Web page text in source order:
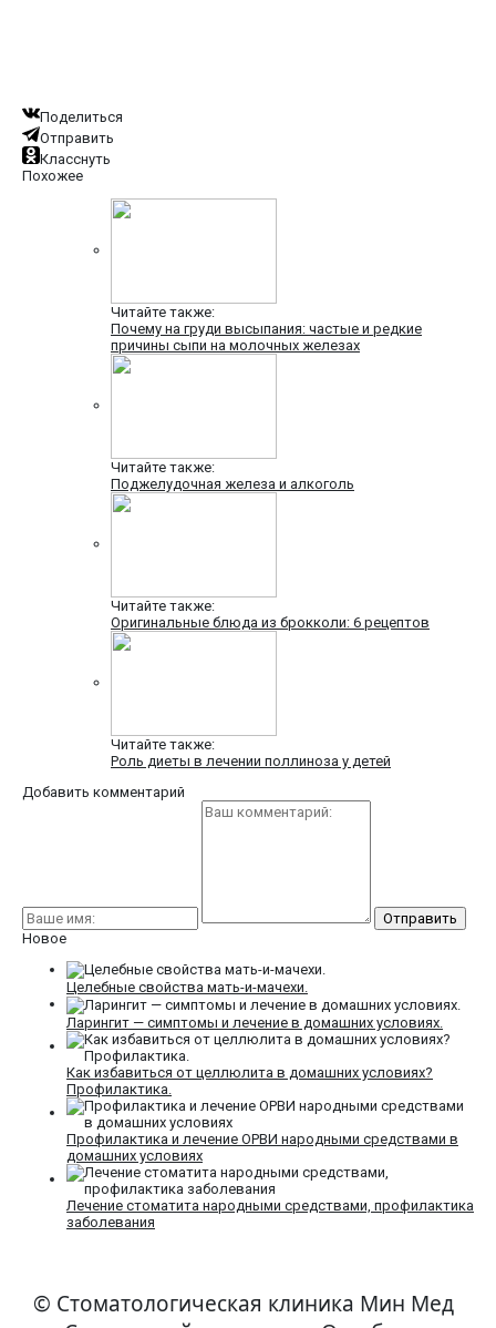
Поделиться
Отправить
Класснуть
Похожее
Читайте также:
Почему на груди высыпания: частые и редкие
причины сыпи на молочных железах
Читайте также:
Поджелудочная железа и алкоголь
Читайте также:
Оригинальные блюда из брокколи: 6 рецептов
Читайте также:
Роль диеты в лечении поллиноза у детей
Добавить комментарий
Новое
Целебные свойства мать-и-мачехи.
Ларингит — симптомы и лечение в домашних условиях.
Как избавиться от целлюлита в домашних условиях?
Профилактика.
Профилактика и лечение ОРВИ народными средствами в
домашних условиях
Лечение стоматита народными средствами, профилактика
заболевания
© Стоматологическая клиника Мин Мед